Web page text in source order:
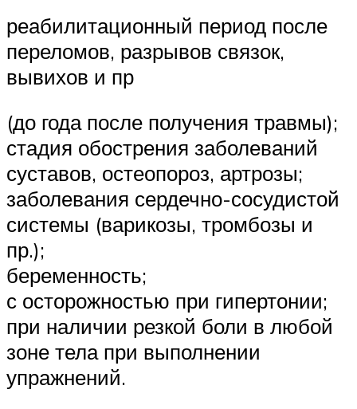
реабилитационный период после
переломов, разрывов связок,
вывихов и пр
(до года после получения травмы);
стадия обострения заболеваний
суставов, остеопороз, артрозы;
заболевания сердечно-сосудистой
системы (варикозы, тромбозы и
пр.);
беременность;
с осторожностью при гипертонии;
при наличии резкой боли в любой
зоне тела при выполнении
упражнений.